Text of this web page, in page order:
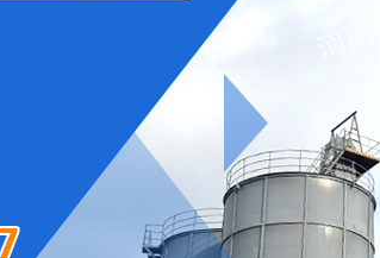
称量设备
位计